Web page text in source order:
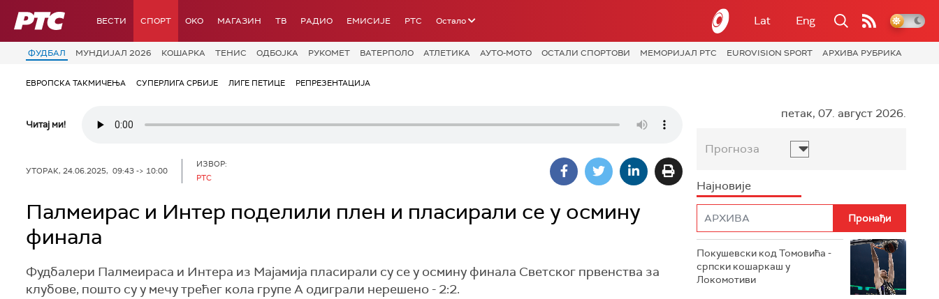
РТС ВЕСТИ СПОРТ OKO МАГАЗИН ТВ РАДИО ЕМИСИЈЕ РТС Остало Lat Eng
ФУДБАЛ МУНДИЈАЛ 2026 КОШАРКА ТЕНИС ОДБОЈКА РУКОМЕТ ВАТЕРПОЛО АТЛЕТИКА АУТО-МОТО ОСТАЛИ СПОРТОВИ МЕМОРИЈАЛ РТС EUROVISION SPORT АРХИВА РУБРИКА
ЕВРОПСКА ТАКМИЧЕЊА СУПЕРЛИГА СРБИЈЕ ЛИГЕ ПЕТИЦЕ РЕПРЕЗЕНТАЦИЈА
Читај ми!
УТОРАК, 24.06.2025, 09:43 -> 10:00
ИЗВОР:
РТС
Палмеирас и Интер поделили плен и пласирали се у осмину
финала
Фудбалери Палмеираса и Интера из Мајамија пласирали су се у осмину финала Светског првенства за
клубове, пошто су у мечу трећег кола групе А одиграли нерешено - 2:2.
петак, 07. август 2026.
Прогноза
Најновије
Покушевски код Томовића -
српски кошаркаш у
Локомотиви